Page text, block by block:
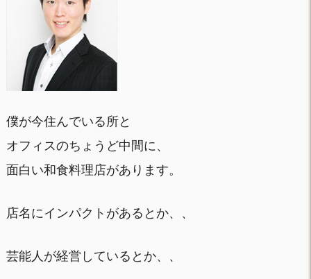
僕が今住んでいる所と
オフィスのちょうど中間に、
面白い和食料理店があります。
店名にインパクトがあるとか、、
芸能人が経営しているとか、、